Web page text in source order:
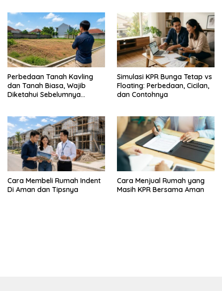
Perbedaan Tanah Kavling
dan Tanah Biasa, Wajib
Diketahui Sebelumnya
Simulasi KPR Bunga Tetap vs
Floating: Perbedaan, Cicilan,
dan Contohnya
Cara Membeli Rumah Indent
Di Aman dan Tipsnya
Cara Menjual Rumah yang
Masih KPR Bersama Aman